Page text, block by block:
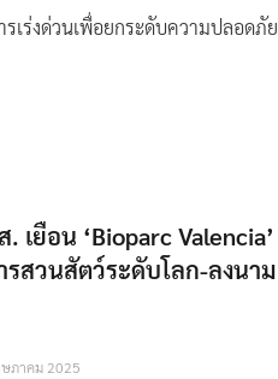
เร่งด่วนเพื่อยกระดับความปลอดภัย
เยือน ‘Bioparc Valencia’
สวนสัตว์ระดับโลก-ลงนาม
ภาคม 2025